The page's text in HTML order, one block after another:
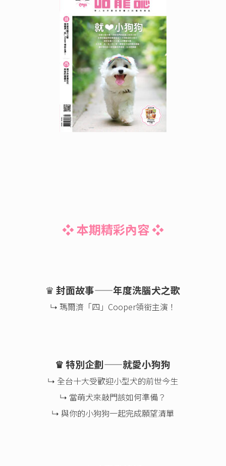
❖ 本期精彩內容 ❖
♛封面故事——年度洗腦犬之歌
↳ 瑪爾濟「四」Cooper領銜主演！
♛ 特別企劃——就愛小狗狗
↳ 全台十大受歡迎小型犬的前世今生
↳ 當萌犬來敲門該如何準備？
↳ 與你的小狗狗一起完成願望清單